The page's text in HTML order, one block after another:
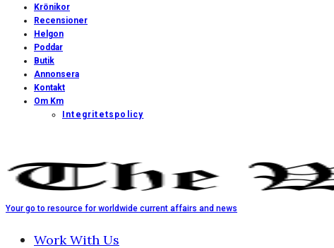
Krönikor
Recensioner
Helgon
Poddar
Butik
Annonsera
Kontakt
Om Km
Integritetspolicy
Your go to resource for worldwide current affairs and news
Work With Us